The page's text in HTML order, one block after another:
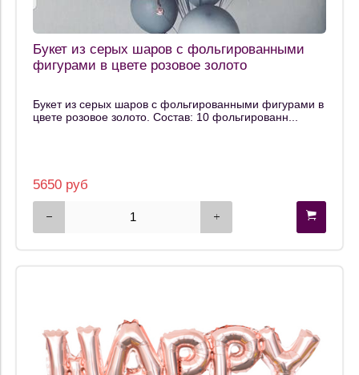
Букет из серых шаров с фольгированными
фигурами в цвете розовое золото
Букет из серых шаров с фольгированными фигурами в
цвете розовое золото. Состав: 10 фольгированн...
5650 руб